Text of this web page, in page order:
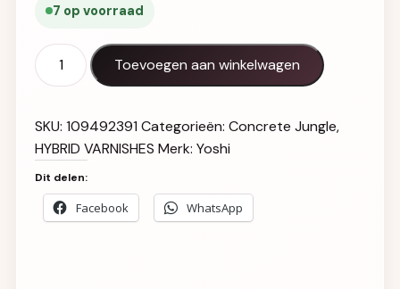
7 op voorraad
Gel Polish UV LED Urban Elegance - 421 aantal
Toevoegen aan winkelwagen
SKU: 109492391Categorieën: Concrete Jungle,
HYBRID VARNISHES Merk: Yoshi
Dit delen:
Facebook WhatsApp